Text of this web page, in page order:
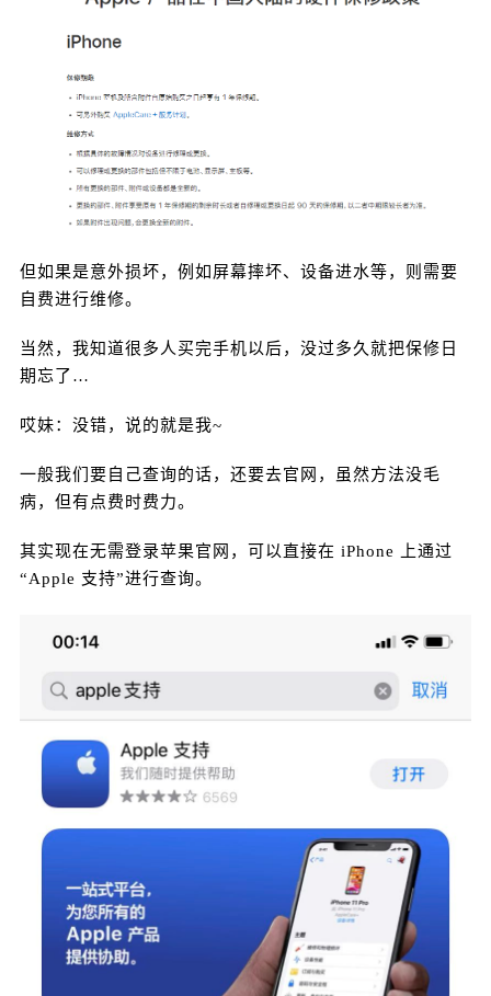
但如果是意外损坏，例如屏幕摔坏、设备进水等，则需要
自费进行维修。
当然，我知道很多人买完手机以后，没过多久就把保修日
期忘了…
哎妹：没错，说的就是我~
一般我们要自己查询的话，还要去官网，虽然方法没毛
病，但有点费时费力。
其实现在无需登录苹果官网，可以直接在 iPhone 上通过
“Apple 支持”进行查询。
的保修日期： 还是刚才这个界面，点击左上角的“产
品”，可以看到所有登录同一个 Apple ID 的苹果设
备。 选择任意一款产品后，并点击“设备详情”，就
可以查看到保修日期。 当然，有些设备可能没有登
录同一个 Apple ID，那么这时候想要查询的话，点
击右上角的“放大镜”图标，然后搜索“保修”。 点击
“查看和添加保额”后，只要输入正确的产品序列号就
可以查询了。 当然，这种方法虽然便捷，但显示的
信息比较少。 不如试试我的方法，在哎咆查询就可
以直接鉴别。 扫描下面小程序码就可以查询啦！ 扫
码鉴别 来源：咆哮科技 0 收藏